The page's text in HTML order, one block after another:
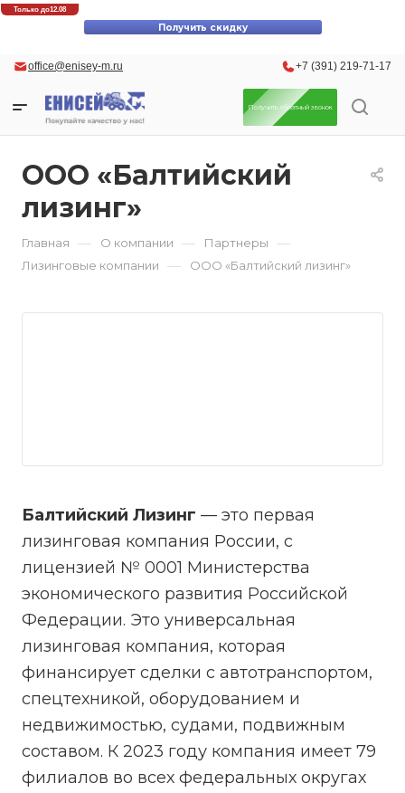
Только до12.08
Получить скидку
office@enisey-m.ru +7 (391) 219-71-17
Получить обратный звонок
ООО «Балтийский
лизинг»
Главная — О компании — Партнеры —
Лизинговые компании — ООО «Балтийский лизинг»
Балтийский Лизинг — это первая
лизинговая компания России, с
лицензией № 0001 Министерства
экономического развития Российской
Федерации. Это универсальная
лизинговая компания, которая
финансирует сделки с автотранспортом,
спецтехникой, оборудованием и
недвижимостью, судами, подвижным
составом. К 2023 году компания имеет 79
филиалов во всех федеральных округах